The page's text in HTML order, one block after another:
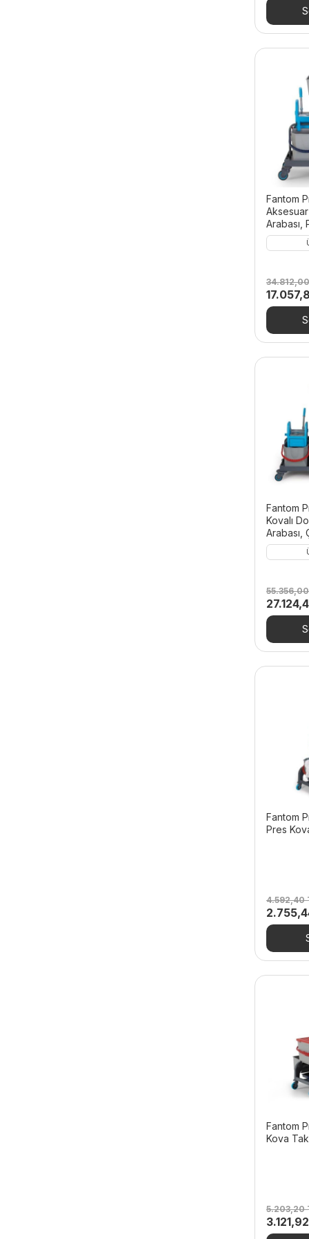
Fantom
Aksesuar
Arabası,
Orijinal
fiyat:
Fantom
Kovalı
Arabası,
Orijinal
fiyat:
Fantom
Pres
4.592,40
Orijinal
fiyat:
Fantom
Kova
5.203,20
Orijinal
fiyat:
3.121,92